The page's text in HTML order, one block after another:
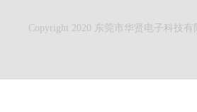
Copyright 2020 东莞市华贤电子科技有